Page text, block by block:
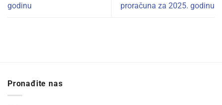
godinu
proračuna za 2025. godinu
Pronađite nas